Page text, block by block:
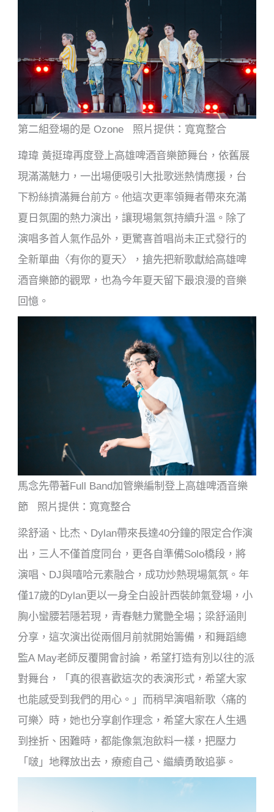
第二組登場的是 Ozone 照片提供：寬寬整合
瑋瑋 黃挺瑋再度登上高雄啤酒音樂節舞台，依舊展
現滿滿魅力，一出場便吸引大批歌迷熱情應援，台
下粉絲擠滿舞台前方。他這次更率領舞者帶來充滿
夏日氛圍的熱力演出，讓現場氣氛持續升溫。除了
演唱多首人氣作品外，更驚喜首唱尚未正式發行的
全新單曲〈有你的夏天〉，搶先把新歌獻給高雄啤
酒音樂節的觀眾，也為今年夏天留下最浪漫的音樂
回憶。
馬念先帶著Full Band加管樂編制登上高雄啤酒音樂
節 照片提供：寬寬整合
梁舒涵、比杰、Dylan帶來長達40分鐘的限定合作演
出，三人不僅首度同台，更各自準備Solo橋段，將
演唱、DJ與嘻哈元素融合，成功炒熱現場氣氛。年
僅17歲的Dylan更以一身全白設計西裝帥氣登場，小
胸小蠻腰若隱若現，青春魅力驚艷全場；梁舒涵則
分享，這次演出從兩個月前就開始籌備，和舞蹈總
監A May老師反覆開會討論，希望打造有別以往的派
對舞台，「真的很喜歡這次的表演形式，希望大家
也能感受到我們的用心。」而稍早演唱新歌〈痛的
可樂〉時，她也分享創作理念，希望大家在人生遇
到挫折、困難時，都能像氣泡飲料一樣，把壓力
「啵」地釋放出去，療癒自己、繼續勇敢追夢。